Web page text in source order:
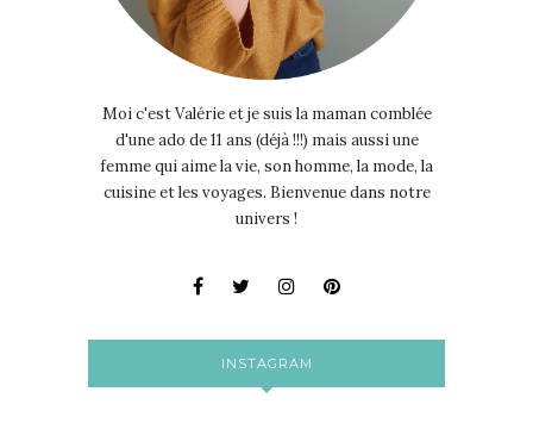
Moi c'est Valérie et je suis la maman comblée
d'une ado de 11 ans (déjà !!!) mais aussi une
femme qui aime la vie, son homme, la mode, la
cuisine et les voyages. Bienvenue dans notre
univers !
INSTAGRAM